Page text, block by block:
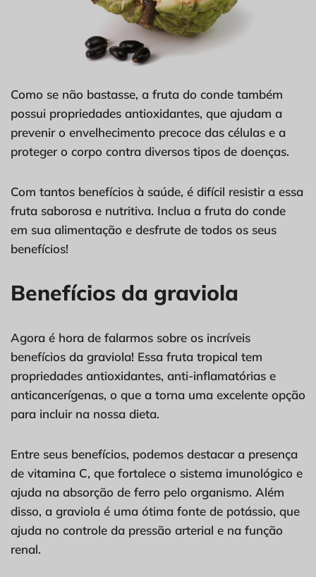
Como se não bastasse, a fruta do conde também
possui propriedades antioxidantes, que ajudam a
prevenir o envelhecimento precoce das células e a
proteger o corpo contra diversos tipos de doenças.
Com tantos benefícios à saúde, é difícil resistir a essa
fruta saborosa e nutritiva. Inclua a fruta do conde
em sua alimentação e desfrute de todos os seus
benefícios!
Benefícios da graviola
Agora é hora de falarmos sobre os incríveis
benefícios da graviola! Essa fruta tropical tem
propriedades antioxidantes, anti-inflamatórias e
anticancerígenas, o que a torna uma excelente opção
para incluir na nossa dieta.
Entre seus benefícios, podemos destacar a presença
de vitamina C, que fortalece o sistema imunológico e
ajuda na absorção de ferro pelo organismo. Além
disso, a graviola é uma ótima fonte de potássio, que
ajuda no controle da pressão arterial e na função
renal.